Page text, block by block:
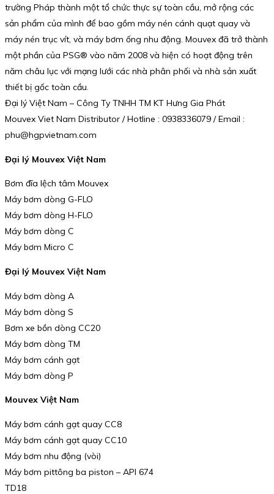
trường Pháp thành một tổ chức thực sự toàn cầu, mở rộng các
sản phẩm của mình để bao gồm máy nén cánh quạt quay và
máy nén trục vít, và máy bơm ống nhu động. Mouvex đã trở thành
một phần của PSG® vào năm 2008 và hiện có hoạt động trên
năm châu lục với mạng lưới các nhà phân phối và nhà sản xuất
thiết bị gốc toàn cầu.
Đại lý Việt Nam – Công Ty TNHH TM KT Hưng Gia Phát
Mouvex Viet Nam Distributor / Hotline : 0938336079 / Email :
phu@hgpvietnam.com
Đại lý Mouvex Việt Nam
Bơm đĩa lệch tâm Mouvex
Máy bơm dòng G-FLO
Máy bơm dòng H-FLO
Máy bơm dòng C
Máy bơm Micro C
Đại lý Mouvex Việt Nam
Máy bơm dòng A
Máy bơm dòng S
Bơm xe bồn dòng CC20
Máy bơm dòng TM
Máy bơm cánh gạt
Máy bơm dòng P
Mouvex Việt Nam
Máy bơm cánh gạt quay CC8
Máy bơm cánh gạt quay CC10
Máy bơm nhu động (vòi)
Máy bơm pittông ba piston – API 674
TD18